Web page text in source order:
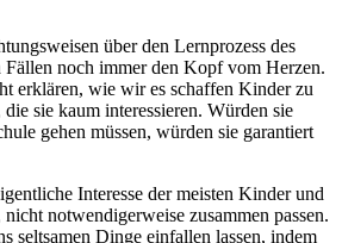
über den Lernprozess des
noch immer den Kopf vom Herzen.
erklären, wie wir es schaffen Kinder zu
sie kaum interessieren. Würden sie
gehen müssen, würden sie garantiert
Interesse der meisten Kinder und
nicht notwendigerweise zusammen passen.
seltsamen Dinge einfallen lassen, indem